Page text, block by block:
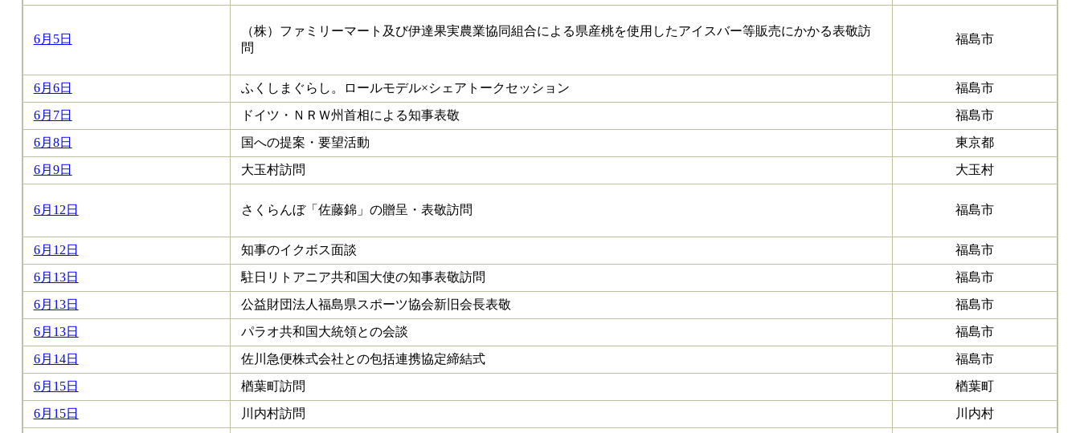
6月5日
（株）ファミリーマート及び伊達果実農業協同組合による県産桃を使用したアイスバー等販売にかかる表敬訪
問
福島市
6月6日 ふくしまぐらし。ロールモデル×シェアトークセッション
福島市
6月7日
ドイツ・ＮＲＷ州首相による知事表敬
福島市
6月8日
国への提案・要望活動
東京都
6月9日
大玉村訪問 大玉村
6月12日 さくらんぼ「佐藤錦」の贈呈・表敬訪問 福島市
6月12日 知事のイクボス面談
福島市
6月13日
駐日リトアニア共和国大使の知事表敬訪問
福島市
6月13日
公益財団法人福島県スポーツ協会新旧会長表敬
福島市
6月13日
パラオ共和国大統領との会談
福島市
6月14日
佐川急便株式会社との包括連携協定締結式
福島市
6月15日
楢葉町訪問
楢葉町
6月15日
川内村訪問 川内村